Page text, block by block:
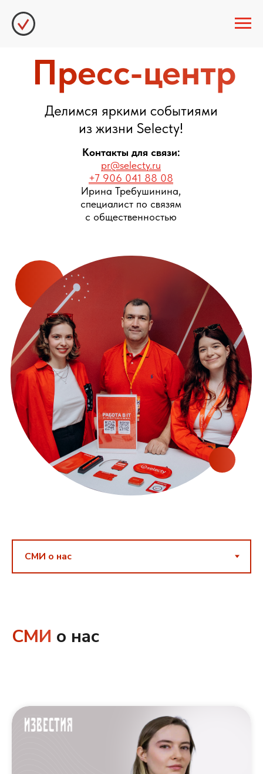
Пресс-центр
Контакты для связи:
pr@selecty.ru
+7 906 041 88 08
Ирина Требушинина,
специалист по связям
с общественностью
Делимся яркими событиями
из жизни Selecty!
СМИ о нас